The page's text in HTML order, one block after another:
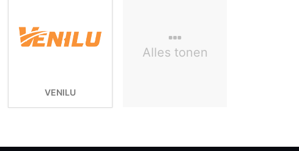
VENILU
Alles tonen